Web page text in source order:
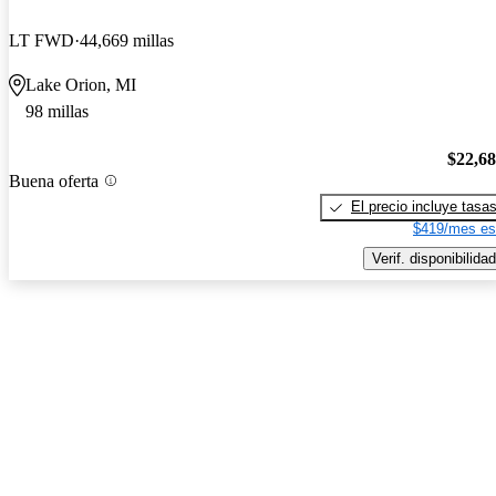
LT FWD 44,669 millas
Lake Orion, MI
98 millas
Buena oferta
El precio incluye tasas
$419/mes
Verif. disponibilidad